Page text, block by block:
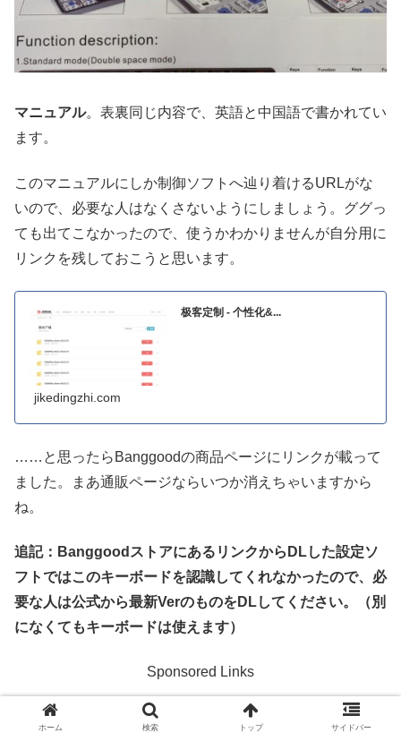
マニュアル。表裏同じ内容で、英語と中国語で書かれてい
ます。
このマニュアルにしか制御ソフトへ辿り着けるURLがな
いので、必要な人はなくさないようにしましょう。ググっ
ても出てこなかったので、使うかわかりませんが自分用に
リンクを残しておこうと思います。
极客定制 - 个性化&...
jikedingzhi.com
……と思ったらBanggoodの商品ページにリンクが載って
ました。まあ通販ページならいつか消えちゃいますから
ね。
追記：BanggoodストアにあるリンクからDLした設定ソ
フトではこのキーボードを認識してくれなかったので、必
要な人は公式から最新VerのものをDLしてください。（別
になくてもキーボードは使えます）
Sponsored Links
ホーム 検索 トップ サイドバー